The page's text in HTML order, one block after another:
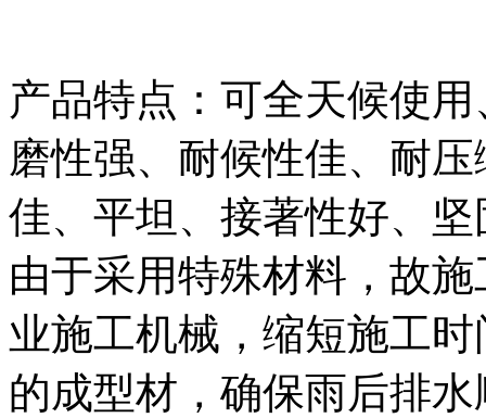
产品特点：可全天候使
磨性强、耐候性佳、耐
佳、平坦、接著性好
由于采用特殊材料，故
业施工机械，缩短施
的成型材，确保雨后排